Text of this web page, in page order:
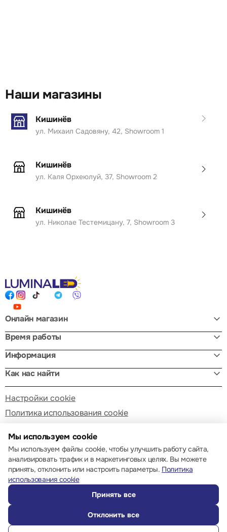
Наши магазины
Кишинёв
ул. Михаил Садовяну, 42, Showroom 1
Кишинёв
ул. Каля Орхеюлуй, 37, Showroom 2
Кишинёв
ул. Николае Тестемицану, 7, Showroom 3
Онлайн магазин
Время работы
Информация
Как нас найти
Настройки cookie
Политика использования cookie
© 2013 – 2026 ECOM
Мы используем cookie
Мы используем файлы cookie, чтобы улучшить работу сайта,
анализировать трафик и в маркетинговых целях. Вы можете
принять, отклонить или настроить параметры. Политика
использования cookie
Принять все
Отклонить все